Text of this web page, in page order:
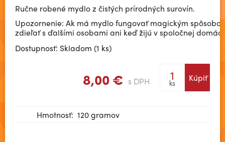
Ručne robené mydlo z čistých prírodných surovín.
Upozornenie: Ak má mydlo fungovať magickým
zdieľať s ďalšími osobami ani keď žijú v spoločnej
Dostupnosť: Skladom (1 ks)
8,00 € s DPH ks Kúpiť
Hmotnosť: 120 gramov